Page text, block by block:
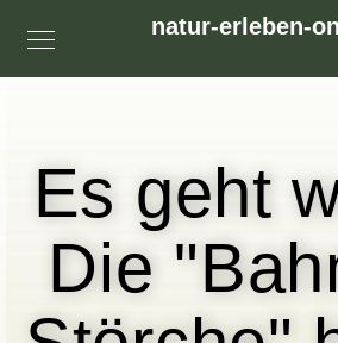
natur-erleben-
Es geht
Die